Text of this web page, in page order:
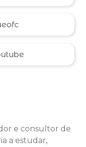
e consultor de
a estudar,